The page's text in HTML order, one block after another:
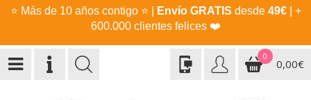
⭐ Más de 10 años contigo ⭐ Envío GRATIS desde 49€| +
600.000 clientes felices ❤️
0
0,00€